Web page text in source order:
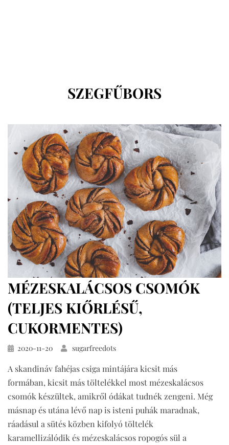
CÍMKE
:
SZEGFŰBORS
MÉZESKALÁCSOS CSOMÓK
(TELJES KIŐRLÉSŰ,
CUKORMENTES)
Közzétéve
2020-11-20 sugarfreedots
A skandináv fahéjas csiga mintájára kicsit más
formában, kicsit más töltelékkel most mézeskalácsos
csomók készültek, amikről ódákat tudnék zengeni. Még
másnap és utána lévő nap is isteni puhák maradnak,
ráadásul a sütés közben kifolyó töltelék
karamellizálódik és mézeskalácsos ropogós sül a